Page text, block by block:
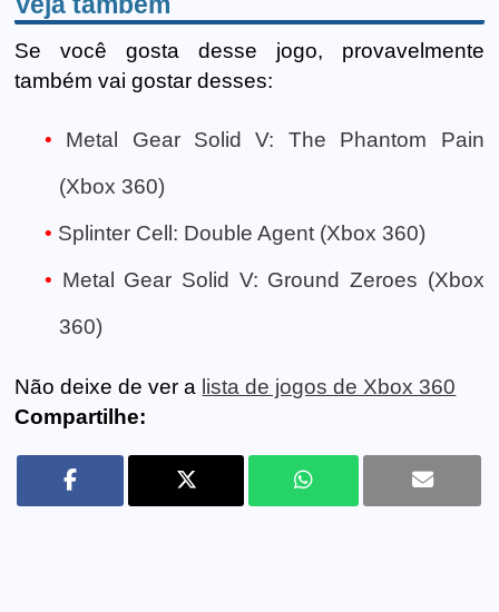
Se você gosta desse jogo, provavelmente
também vai gostar desses:
Metal Gear Solid V: The Phantom Pain
(Xbox 360)
Splinter Cell: Double Agent (Xbox 360)
Metal Gear Solid V: Ground Zeroes (Xbox
360)
Não deixe de ver a lista de jogos de Xbox 360
Compartilhe: